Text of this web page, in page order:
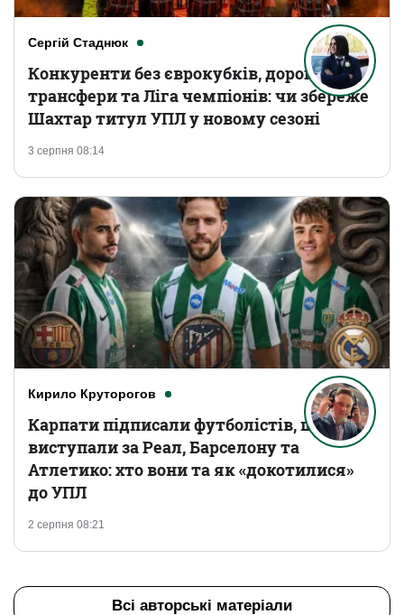
Сергій Стаднюк
3 серпня 08:14
Конкуренти без єврокубків, дорогі
трансфери та Ліга чемпіонів: чи збереже
Шахтар титул УПЛ у новому сезоні
Кирило Круторогов
2 серпня 08:21
Карпати підписали футболістів, що
виступали за Реал, Барселону та
Атлетико: хто вони та як «докотилися»
до УПЛ
Всі авторські матеріали